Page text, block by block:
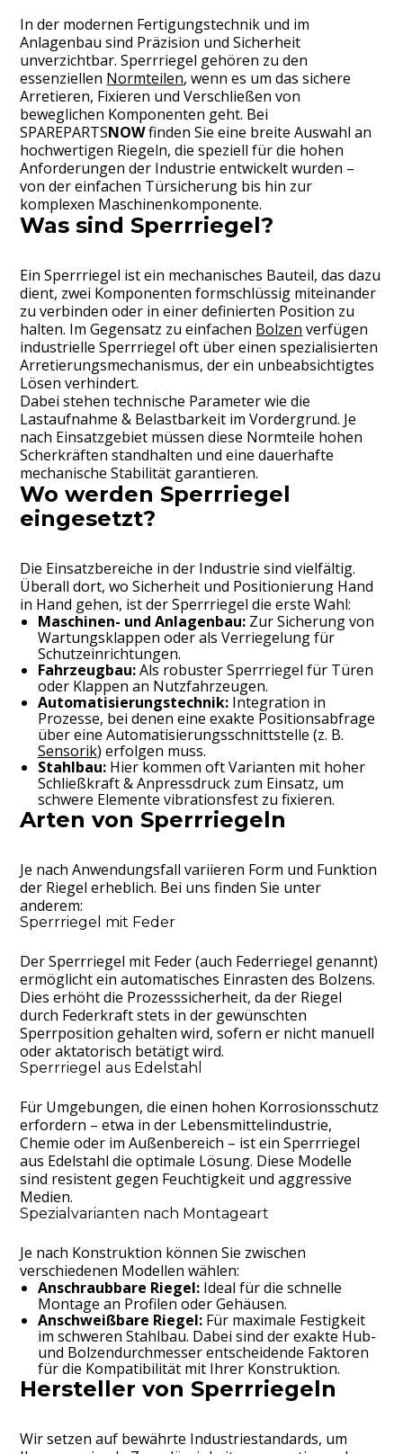
In der modernen Fertigungstechnik und im
Anlagenbau sind Präzision und Sicherheit
unverzichtbar. Sperrriegel gehören zu den
essenziellen Normteilen, wenn es um das sichere
Arretieren, Fixieren und Verschließen von
beweglichen Komponenten geht. Bei
SPAREPARTSNOWfinden Sie eine breite Auswahl an
hochwertigen Riegeln, die speziell für die hohen
Anforderungen der Industrie entwickelt wurden –
von der einfachen Türsicherung bis hin zur
komplexen Maschinenkomponente.
Was sind Sperrriegel?
Ein Sperrriegel ist ein mechanisches Bauteil, das dazu
dient, zwei Komponenten formschlüssig miteinander
zu verbinden oder in einer definierten Position zu
halten. Im Gegensatz zu einfachen Bolzen verfügen
industrielle Sperrriegel oft über einen spezialisierten
Arretierungsmechanismus, der ein unbeabsichtigtes
Lösen verhindert.
Dabei stehen technische Parameter wie die
Lastaufnahme & Belastbarkeit im Vordergrund. Je
nach Einsatzgebiet müssen diese Normteile hohen
Scherkräften standhalten und eine dauerhafte
mechanische Stabilität garantieren.
Wo werden Sperrriegel
eingesetzt?
Die Einsatzbereiche in der Industrie sind vielfältig.
Überall dort, wo Sicherheit und Positionierung Hand
in Hand gehen, ist der Sperrriegel die erste Wahl:
Maschinen- und Anlagenbau:Zur Sicherung von
Wartungsklappen oder als Verriegelung für
Schutzeinrichtungen.
Fahrzeugbau:Als robuster Sperrriegel für Türen
oder Klappen an Nutzfahrzeugen.
Automatisierungstechnik:Integration in
Prozesse, bei denen eine exakte Positionsabfrage
über eine Automatisierungsschnittstelle (z. B.
Sensorik) erfolgen muss.
Stahlbau:Hier kommen oft Varianten mit hoher
Schließkraft & Anpressdruck zum Einsatz, um
schwere Elemente vibrationsfest zu fixieren.
Arten von Sperrriegeln
Je nach Anwendungsfall variieren Form und Funktion
der Riegel erheblich. Bei uns finden Sie unter
anderem:
Sperrriegel mit Feder
Der Sperrriegel mit Feder (auch Federriegel genannt)
ermöglicht ein automatisches Einrasten des Bolzens.
Dies erhöht die Prozesssicherheit, da der Riegel
durch Federkraft stets in der gewünschten
Sperrposition gehalten wird, sofern er nicht manuell
oder aktatorisch betätigt wird.
Sperrriegel aus Edelstahl
Für Umgebungen, die einen hohen Korrosionsschutz
erfordern – etwa in der Lebensmittelindustrie,
Chemie oder im Außenbereich – ist ein Sperrriegel
aus Edelstahl die optimale Lösung. Diese Modelle
sind resistent gegen Feuchtigkeit und aggressive
Medien.
Spezialvarianten nach Montageart
Je nach Konstruktion können Sie zwischen
verschiedenen Modellen wählen:
Anschraubbare Riegel:Ideal für die schnelle
Montage an Profilen oder Gehäusen.
Anschweißbare Riegel:Für maximale Festigkeit
im schweren Stahlbau. Dabei sind der exakte Hub-
und Bolzendurchmesser entscheidende Faktoren
für die Kompatibilität mit Ihrer Konstruktion.
Hersteller von Sperrriegeln
Wir setzen auf bewährte Industriestandards, um